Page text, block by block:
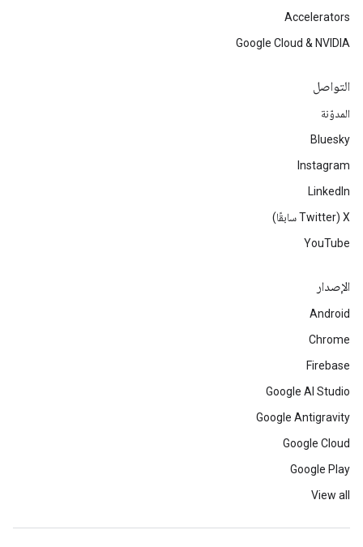
Accelerators
Google Cloud & NVIDIA
التواصل
المدوّنة
Bluesky
Instagram
LinkedIn
‫X ‏(Twitter سابقًا)
YouTube
الإصدار
Android
Chrome
Firebase
Google AI Studio
Google Antigravity
Google Cloud
Google Play
View all